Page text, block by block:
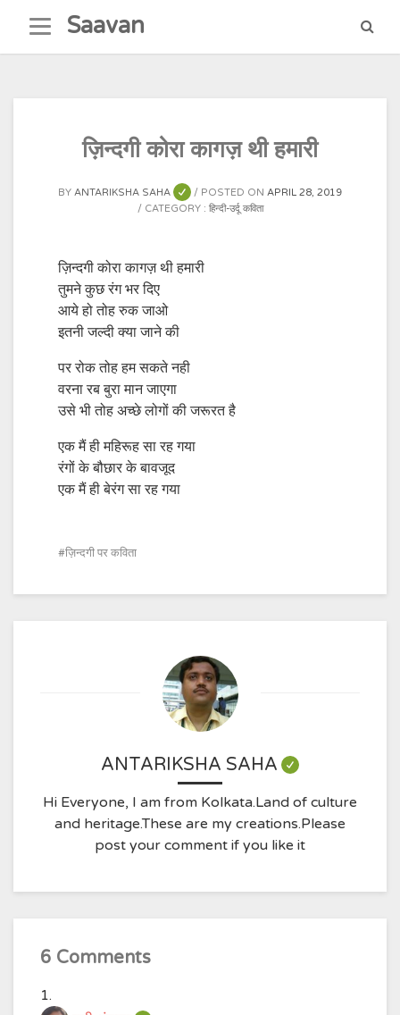
content
Saavan
ज़िन्दगी कोरा कागज़ थी हमारी
BYANTARIKSHA SAHA POSTED ON APRIL 28, 2019
CATEGORY : हिन्दी-उर्दू कविता
ज़िन्दगी कोरा कागज़ थी हमारी
तुमने कुछ रंग भर दिए
आये हो तोह रुक जाओ
इतनी जल्दी क्या जाने की
पर रोक तोह हम सकते नही
वरना रब बुरा मान जाएगा
उसे भी तोह अच्छे लोगों की जरूरत है
एक मैं ही महिरूह सा रह गया
रंगों के बौछार के बावजूद
एक मैं ही बेरंग सा रह गया
ज़िन्दगी पर कविता
ANTARIKSHA SAHA
Hi Everyone, I am from Kolkata.Land of culture
and heritage.These are my creations.Please
post your comment if you like it
6 Comments